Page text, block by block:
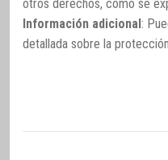
otros derechos, como se
Información adicional:
detallada sobre la